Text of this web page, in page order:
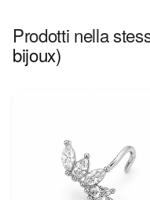
Prodotti nella
bijoux)